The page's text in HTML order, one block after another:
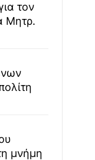
τον
Μητρ.
μνήμη